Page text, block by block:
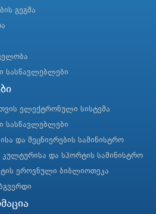
გეგმა
სასწავლებლები
ელექტრონული სისტემა
სასწავლებლები
და მეცნიერების სამინისტრო
და სპორტის სამინისტრო
ეროვნული ბიბლიოთეკა